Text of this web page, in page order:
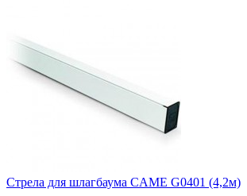
Стрела для шлагбаума CAME G0401 (4,2м)